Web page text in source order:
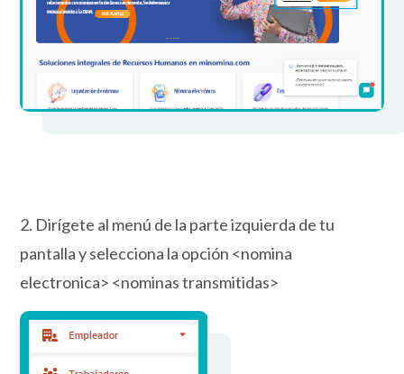
2. Dirígete al menú de la parte izquierda de tu
pantalla y selecciona la opción <nomina
electronica> <nominas transmitidas>